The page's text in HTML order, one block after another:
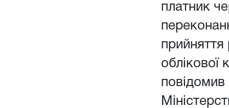
платник
прийняття
облікової
повідомив